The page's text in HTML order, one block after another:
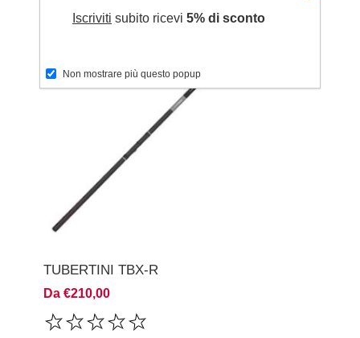
TUBERTINI TBX-R
Da €210,00
Iscriviti subito ricevi 5% di sconto
Non mostrare più questo popup